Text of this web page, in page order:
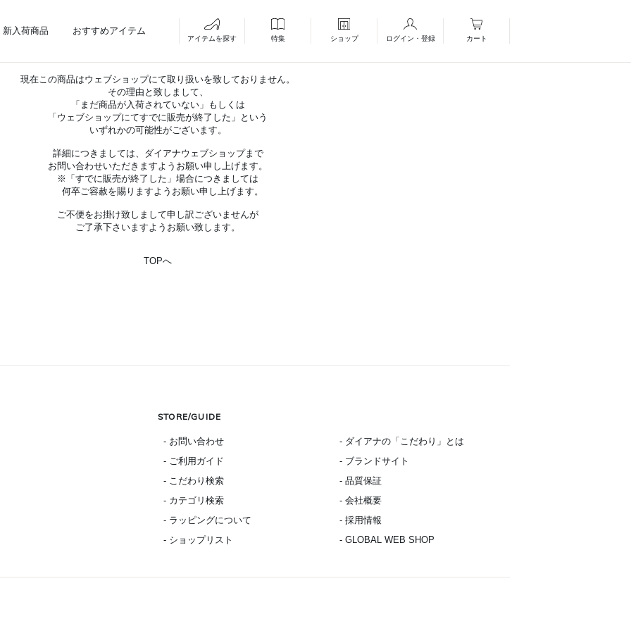
新入荷商品 おすすめアイテム
アイテムを探す 特集 ショップ ログイン・登録 カート
現在この商品はウェブショップにて取り扱いを致しておりません。
その理由と致しまして、
「まだ商品が入荷されていない」もしくは
「ウェブショップにてすでに販売が終了した」という
いずれかの可能性がございます。
詳細につきましては、ダイアナウェブショップまで
お問い合わせいただきますようお願い申し上げます。
※「すでに販売が終了した」場合につきましては
何卒ご容赦を賜りますようお願い申し上げます。
ご不便をお掛け致しまして申し訳ございませんが
ご了承下さいますようお願い致します。
TOPへ
STORE/GUIDE
- お問い合わせ
- ご利用ガイド
- こだわり検索
- カテゴリ検索
- ラッピングについて
- ショップリスト
- ダイアナの「こだわり」とは
- ブランドサイト
- 品質保証
- 会社概要
- 採用情報
- GLOBAL WEB SHOP